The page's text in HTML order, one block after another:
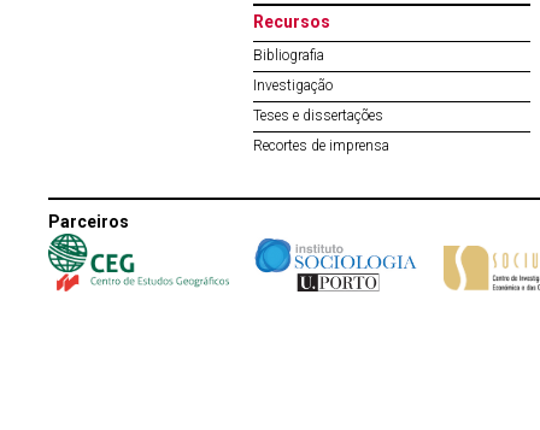
Recursos
Bibliografia
Investigação
Teses e dissertações
Recortes de imprensa
Parceiros